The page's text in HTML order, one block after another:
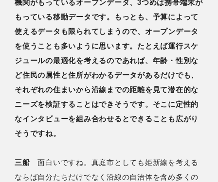
機関がもっているオープンデータ、3つめは携帯端末が
もっている移動データです。もっとも、予算によって
使えるデータも限られてしまうので、オープンデータ
を使うことも多いように思います。たとえば運行スケ
ジュールの最適化を考えるのであれば、年齢・性別な
ど住民の属性と住所がわかるデータがあるだけでも、
それぞれの住まいから沿線までの距離を見て潜在的な
ニーズを検証することはできそうです。そこに定性的
なインタビューを組み合わせるとできることも広がり
そうですね。
三船面白いですね。真庭市としても姫新線を考える
ならば自分たちだけでなく沿線の自治体を含め多くの